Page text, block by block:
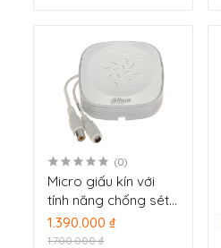
(0)
Micro giấu kín với
tính năng chống sét
và sốc nguồn Dahua
DH-HAP201
1.390.000 ₫
1.700.000 ₫